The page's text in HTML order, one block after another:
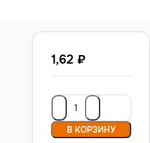
1,62 ₽
В КОРЗИНУ